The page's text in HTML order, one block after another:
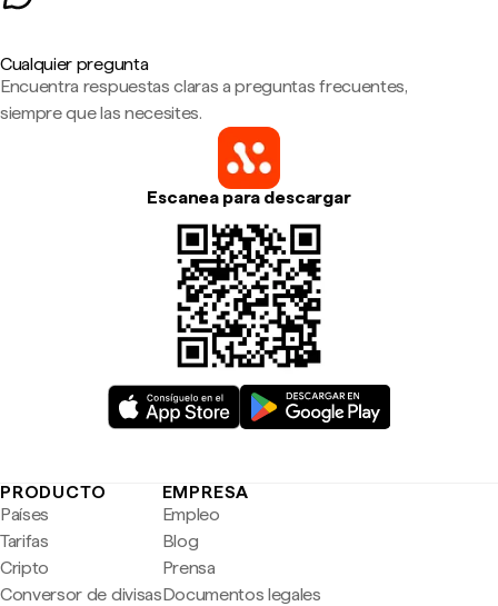
Cualquier pregunta
Encuentra respuestas claras a preguntas frecuentes,
siempre que las necesites.
Escanea para descargar
PRODUCTO
Países
Tarifas
Cripto
Conversor de divisas
EMPRESA
Empleo
Blog
Prensa
Documentos legales